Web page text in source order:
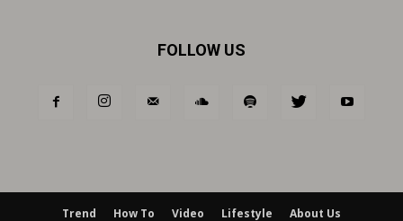
FOLLOW US
Trend How To Video Lifestyle About Us